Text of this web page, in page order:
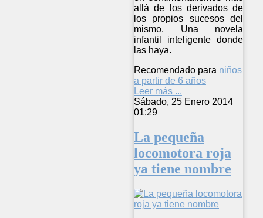
allá de los derivados de
los propios sucesos del
mismo. Una novela
infantil inteligente donde
las haya.
Recomendado para niños
a partir de 6 años
Leer más ...
Sábado, 25 Enero 2014
01:29
La pequeña
locomotora roja
ya tiene nombre